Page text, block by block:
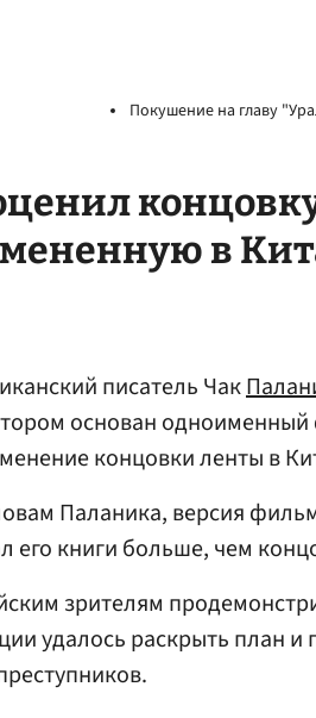
Покушение на главу
в
писатель Чак
основан
концовки ленты в
Паланика, версия
его книги больше, чем
зрителям
удалось раскрыть план